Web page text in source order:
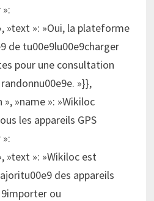
»text »: »Oui, la plateforme
de tu00e9lu00e9charger
pour une consultation
»}},
»name »: »Wikiloc
les appareils GPS
»text »: »Wikiloc est
des appareils
ou